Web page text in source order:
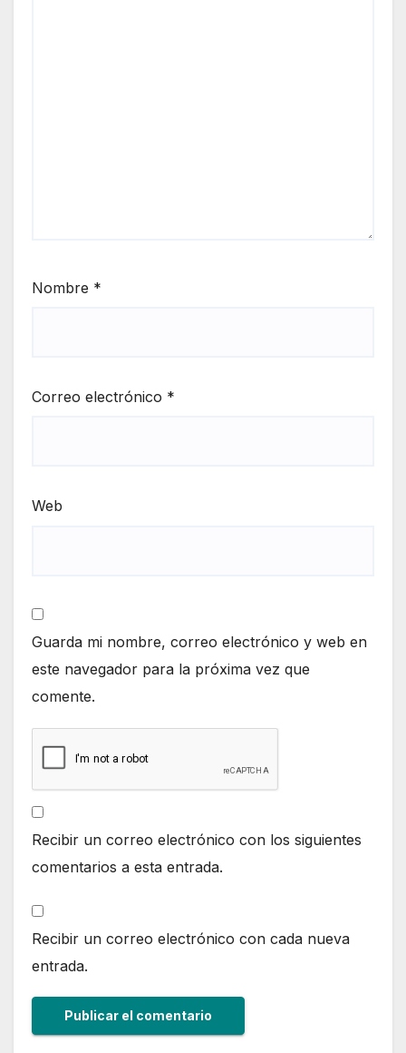
Nombre *
Correo electrónico *
Web
Guarda mi nombre, correo electrónico y web en
este navegador para la próxima vez que
comente.
Recibir un correo electrónico con los siguientes
comentarios a esta entrada.
Recibir un correo electrónico con cada nueva
entrada.